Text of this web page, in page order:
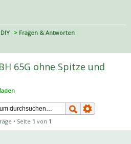
DIY
Fragen & Antworten
65G ohne Spitze und
• Seite 1 von 1